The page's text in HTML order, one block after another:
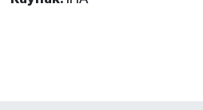
ÜLKE GÜNDEMİ